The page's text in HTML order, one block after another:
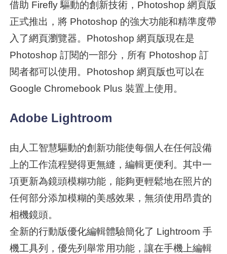
借助 Firefly 驅動的創新技術，Photoshop 網頁版
正式推出，將 Photoshop 的強大功能和精準度帶
入了網頁瀏覽器。Photoshop 網頁版現在是
Photoshop 訂閱的一部分，所有 Photoshop 訂
閱者都可以使用。Photoshop 網頁版也可以在
Google Chromebook Plus 裝置上使用。
Adobe Lightroom
由人工智慧驅動的創新功能使每個人在任何設備
上的工作流程變得更無縫，編輯更便利。其中一
項更新為鏡頭模糊功能，能夠更輕鬆地在照片的
任何部分添加模糊的美感效果，無須使用昂貴的
相機鏡頭。
全新的行動版優化編輯體驗簡化了 Lightroom 手
機工具列，優先列舉常用功能，讓在手機上編輯